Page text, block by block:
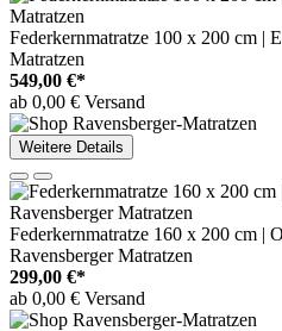
Federkernmatratze 100 x 200 cm |
Matratzen
549,00 €*
ab 0,00 € Versand
Weitere Details
Federkernmatratze 160 x 200 cm |
Ravensberger Matratzen
299,00 €*
ab 0,00 € Versand